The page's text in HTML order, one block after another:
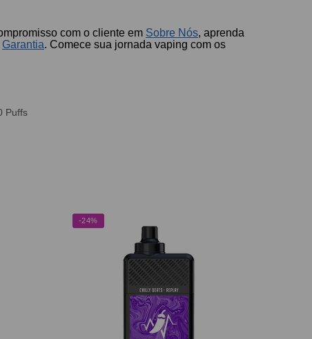
com o cliente em Sobre Nós, aprenda
Garantia. Comece sua jornada vaping com os
Puffs
-24%